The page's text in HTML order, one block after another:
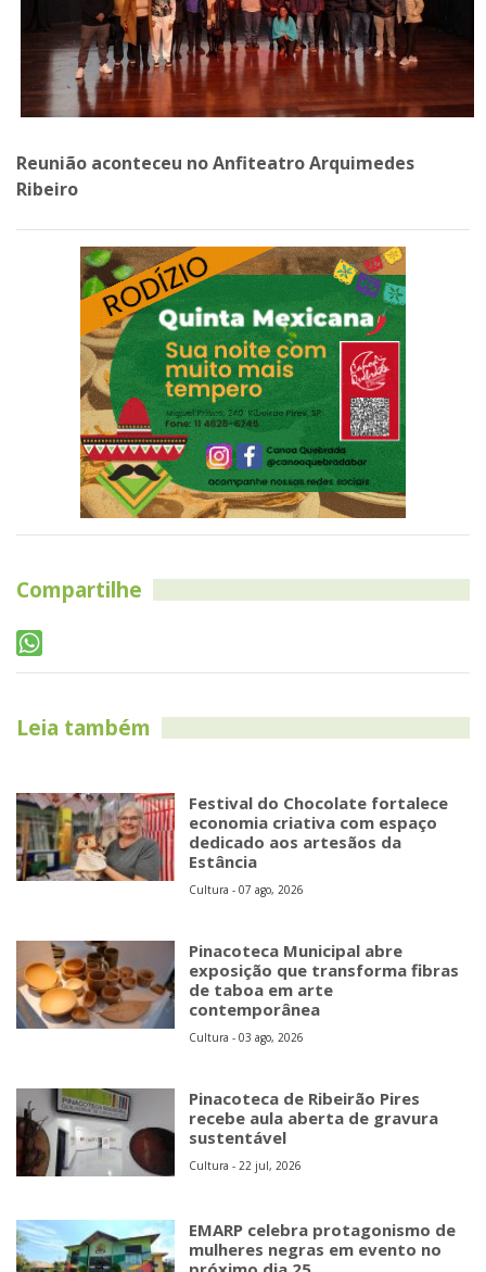
Reunião aconteceu no Anfiteatro Arquimedes
Ribeiro
Compartilhe
Leia também
Festival do Chocolate fortalece
economia criativa com espaço
dedicado aos artesãos da
Estância
Cultura - 07 ago, 2026
Pinacoteca Municipal abre
exposição que transforma fibras
de taboa em arte
contemporânea
Cultura - 03 ago, 2026
Pinacoteca de Ribeirão Pires
recebe aula aberta de gravura
sustentável
Cultura - 22 jul, 2026
EMARP celebra protagonismo de
mulheres negras em evento no